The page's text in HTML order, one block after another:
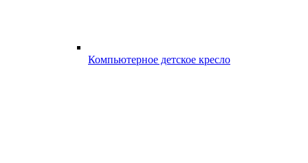
Компьютерное детское кресло